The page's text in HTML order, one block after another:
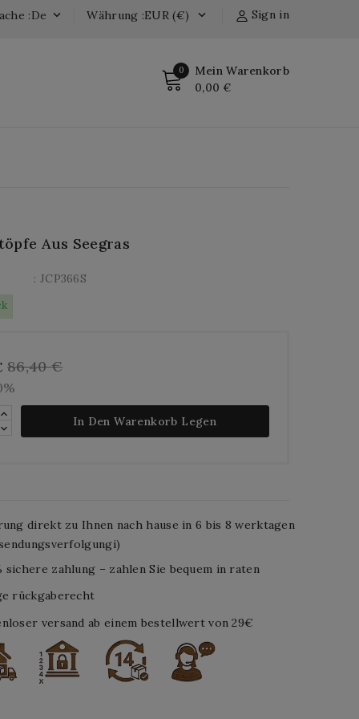
Sign in
Währung :EUR (€) 
:de 
0 Mein Warenkorb
0,00 €
Aus Seegras
: JCP366S
86,40 €
In Den Warenkorb Legen
direkt zu Ihnen nach hause in 6 bis 8 werktagen
sichere zahlung – zahlen Sie bequem in raten
rückgaberecht
versand ab einem bestellwert von 29€